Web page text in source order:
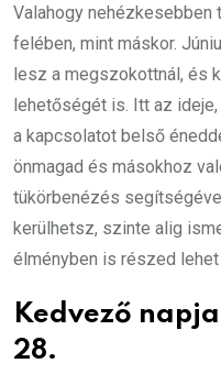
Valahogy nehézkesebben
felében, mint máskor.
lesz a megszokottnál, és
lehetőségét is. Itt az
a kapcsolatot belső
önmagad és másokhoz
tükörbenézés
kerülhetsz, szinte alig
élményben is részed lehet
Kedvező
28.